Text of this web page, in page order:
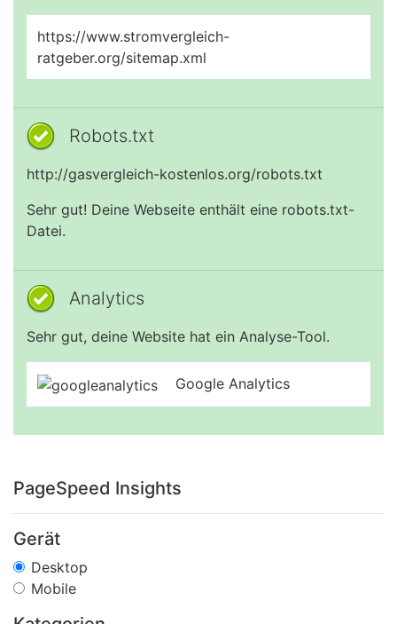
https://www.stromvergleich-
ratgeber.org/sitemap.xml
Robots.txt
http://gasvergleich-kostenlos.org/robots.txt
Sehr gut! Deine Webseite enthält eine robots.txt-
Datei.
Analytics
Sehr gut, deine Website hat ein Analyse-Tool.
Google Analytics
PageSpeed Insights
Gerät
Desktop
Mobile